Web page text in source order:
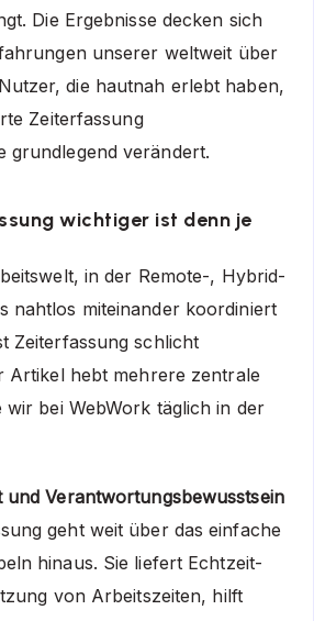
Die Ergebnisse decken sich
unserer weltweit über
die hautnah erlebt haben,
Zeiterfassung
grundlegend verändert.
wichtiger ist denn je
in der Remote-, Hybrid-
nahtlos miteinander koordiniert
Zeiterfassung schlicht
Artikel hebt mehrere zentrale
bei WebWork täglich in der
Verantwortungsbewusstsein
geht weit über das einfache
hinaus. Sie liefert Echtzeit-
von Arbeitszeiten, hilft